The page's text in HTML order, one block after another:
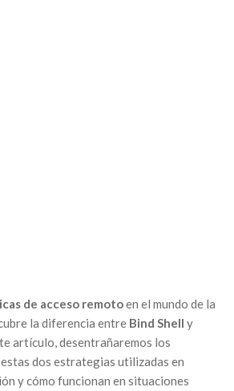
de acceso remotoen el mundo de la
la diferencia entre Bind Shell y
artículo, desentrañaremos los
dos estrategias utilizadas en
y cómo funcionan en situaciones